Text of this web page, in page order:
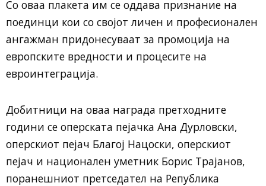
Со оваа плакета им се оддава признание на
поединци кои со својот личен и професионален
ангажман придонесуваат за промоција на
европските вредности и процесите на
евроинтеграција.
Добитници на оваа награда претходните
години се оперската пејачка Ана Дурловски,
оперскиот пејач Благој Нацоски, оперскиот
пејач и национален уметник Борис Трајанов,
поранешниот претседател на Република